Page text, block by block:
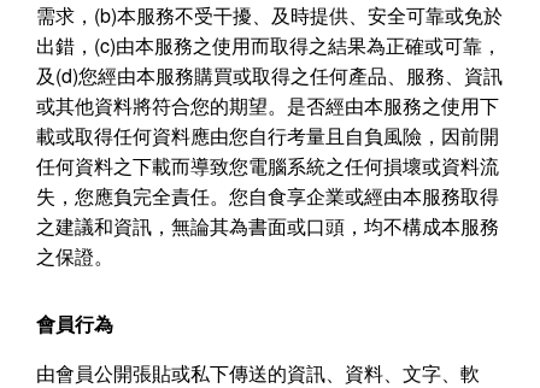
需求， (b)本服務不受干擾、及時提供、安全可靠或免於
出錯， (c)由本服務之使用而取得之結果為正確或可靠，
及(d)您經由本服務購買或取得之任何產品、服務、資訊
或其他資料將符合您的期望。是否經由本服務之使用下
載或取得任何資料應由您自行考量且自負風險，因前開
任何資料之下載而導致您電腦系統之任何損壞或資料流
失，您應負完全責任。您自食享企業或經由本服務取得
之建議和資訊，無論其為書面或口頭，均不構成本服務
之保證。
會員行為
由會員公開張貼或私下傳送的資訊、資料、文字、軟